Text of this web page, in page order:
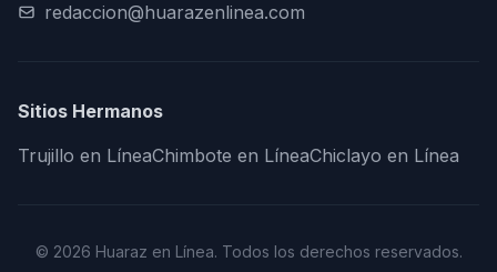
redaccion@huarazenlinea.com
Sitios Hermanos
Trujillo en LíneaChimbote en LíneaChiclayo en Línea
© 2026 Huaraz en Línea. Todos los derechos reservados.